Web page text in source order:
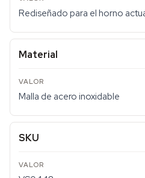
Rediseñado para el horno
Material
Malla de acero inoxidable
SKU